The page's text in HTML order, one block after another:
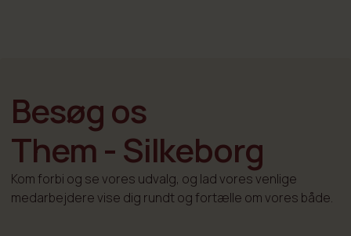
Besøg os
Them - Silkeborg
Kom forbi og se vores udvalg, og lad vores venlige
medarbejdere vise dig rundt og fortælle om vores både.